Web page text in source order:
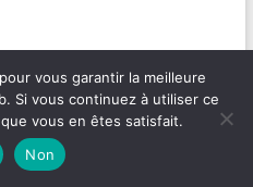
désinformation à l’ère
Claude Bloch, Caen
vous garantir la meilleure
Si vous continuez à utiliser ce
vous en êtes satisfait.
Non